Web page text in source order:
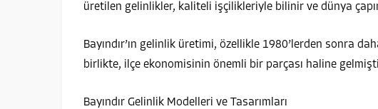
üretilen gelinlikler, kaliteli işçilikleriyle bilinir ve dünya
Bayındır’ın gelinlik üretimi, özellikle 1980’lerden sonra
birlikte, ilçe ekonomisinin önemli bir parçası haline
Bayındır Gelinlik Modelleri ve Tasarımları